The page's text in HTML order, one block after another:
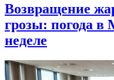
Возвращение
грозы: погода в
неделе